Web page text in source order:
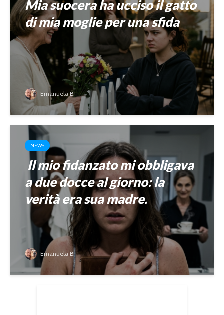
Mia suocera ha ucciso il gatto
di mia moglie per una sfida
Emanuela B.
NEWS
Il mio fidanzato mi obbligava
a due docce al giorno: la
verità era sua madre.
Emanuela B.